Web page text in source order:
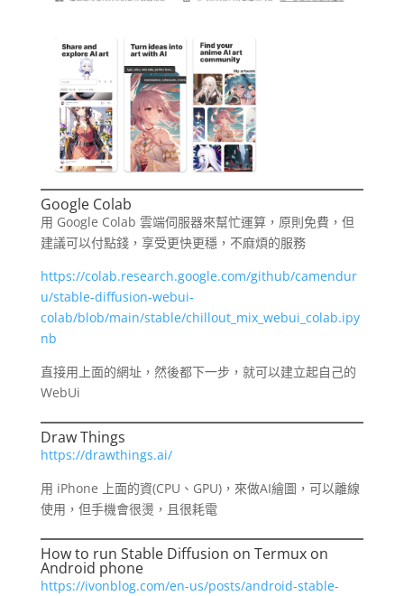
Google Colab
用 Google Colab 雲端伺服器來幫忙運算，原則免費，但
建議可以付點錢，享受更快更穩，不麻煩的服務
https://colab.research.google.com/github/camendur
u/stable-diffusion-webui-
colab/blob/main/stable/chillout_mix_webui_colab.ipy
nb
直接用上面的網址，然後都下一步，就可以建立起自己的
WebUi
Draw Things
https://drawthings.ai/
用 iPhone 上面的資(CPU、GPU)，來做AI繪圖，可以離線
使用，但手機會很燙，且很耗電
How to run Stable Diffusion on Termux on
Android phone
https://ivonblog.com/en-us/posts/android-stable-